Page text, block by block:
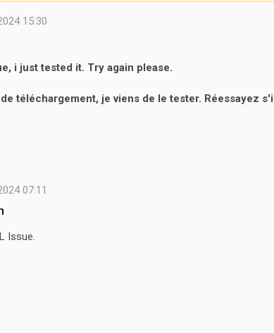
15:30
i just tested it. Try again please.
téléchargement, je viens de le tester. Réessayez
07:11
Issue.